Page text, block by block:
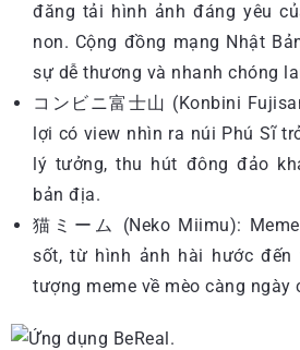
đăng tải hình ảnh đáng yêu
non. Cộng đồng mạng Nhật
sự dễ thương và nhanh chóng
コンビニ富士山 (Konbini
lợi có view nhìn ra núi Phú Sĩ
lý tưởng, thu hút đông đảo
bản địa.
猫ミーム (Neko Miimu):
sốt, từ hình ảnh hài hước đến
tượng meme về mèo càng ngày